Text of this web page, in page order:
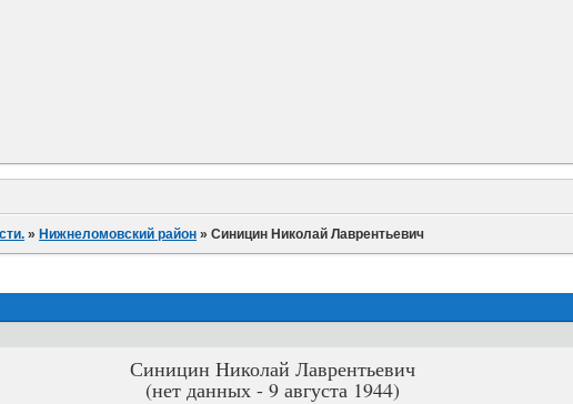
» Нижнеломовский район »Синицин Николай Лаврентьевич
Синицин Николай Лаврентьевич
(нет данных - 9 августа 1944)